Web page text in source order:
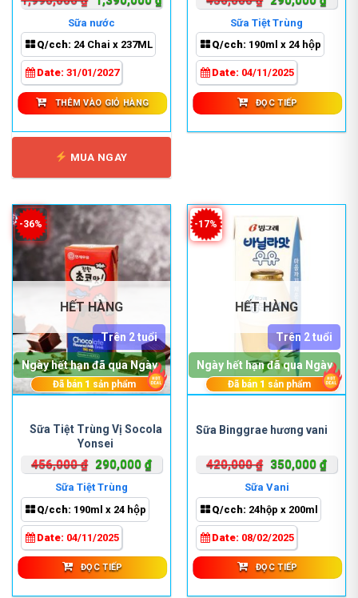
gốc
là:
1,990,000 ₫.
1,390,000 ₫.
Sữa nước
Q/cch: 24 Chai x 237ML
Date: 31/01/2027
THÊM VÀO GIỎ HÀNG
MUA NGAY
gốc
là:
456,000 ₫.
Sữa Tiệt Trùng
Q/cch: 190ml x 24 hộp
Date: 04/11/2025
ĐỌC TIẾP
-36%
HẾT HÀNG
Sữa Tiệt Trùng Vị Socola
Yonsei
456,000₫ Giá
gốc
là:
456,000 ₫.
290,000 ₫Giá
290,000 ₫.
Sữa Tiệt Trùng
Q/cch: 190ml x 24 hộp
Date: 04/11/2025
Trên 2 tuổi
Ngày hết hạn đã qua Ngày
Đã bán 1 sản phẩm
ĐỌC TIẾP
-17%
HẾT HÀNG
Sữa Binggrae hương vani
420,000₫ Giá
gốc
là:
420,000 ₫.
350,000 ₫Giá
Sữa Vani
Q/cch: 24hộp x 200ml
Date: 08/02/2025
Trên 2 tuổi
Ngày hết hạn đã qua Ngày
Đã bán 1 sản phẩm
ĐỌC TIẾP